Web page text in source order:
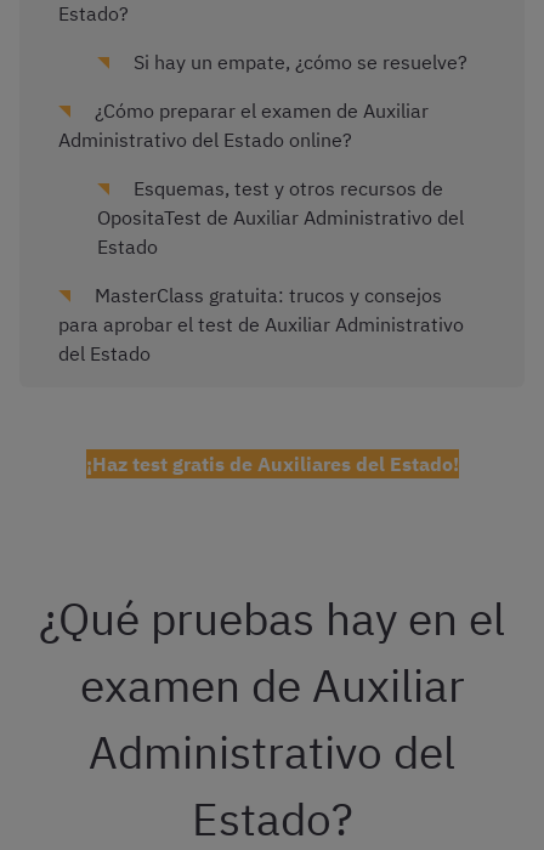
Estado?
Si hay un empate, ¿cómo se resuelve?
¿Cómo preparar el examen de Auxiliar
Administrativo del Estado online?
Esquemas, test y otros recursos de
OpositaTest de Auxiliar Administrativo del
Estado
MasterClass gratuita: trucos y consejos
para aprobar el test de Auxiliar Administrativo
del Estado
¡Haz test gratis de Auxiliares del Estado!
¿Qué pruebas hay en el
examen de Auxiliar
Administrativo del
Estado?